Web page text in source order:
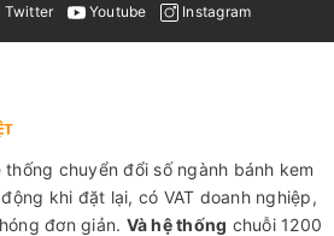
Twitter Youtube Instagram
thống chuyển đổi số ngành bánh kem
khi đặt lại, có VAT doanh nghiệp,
đơn giản. Và hệ thống chuỗi 1200